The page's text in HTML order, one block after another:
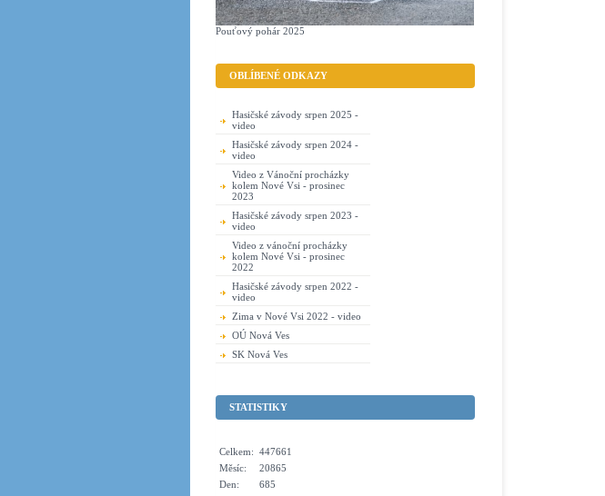
Pouťový pohár 2025
OBLÍBENÉ ODKAZY
Hasičské závody srpen 2025 -
video
Hasičské závody srpen 2024 -
video
Video z Vánoční procházky
kolem Nové Vsi - prosinec
2023
Hasičské závody srpen 2023 -
video
Video z vánoční procházky
kolem Nové Vsi - prosinec
2022
Hasičské závody srpen 2022 -
video
Zima v Nové Vsi 2022 - video
OÚ Nová Ves
SK Nová Ves
STATISTIKY
Celkem: 447661
Měsíc:
20865
Den:
685